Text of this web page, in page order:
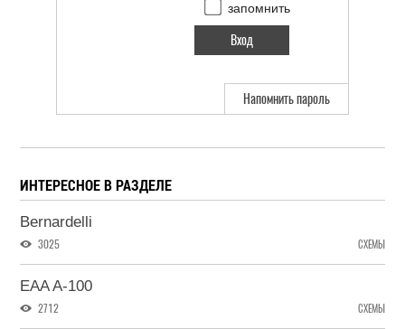
запомнить
Напомнить пароль
ИНТЕРЕСНОЕ В РАЗДЕЛЕ
Bernardelli
3025 СХЕМЫ
EAA A-100
2712 СХЕМЫ